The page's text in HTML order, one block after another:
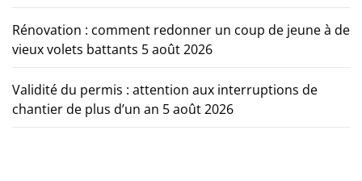
Rénovation : comment redonner un coup de jeune à de
vieux volets battants 5 août 2026
Validité du permis : attention aux interruptions de
chantier de plus d’un an 5 août 2026